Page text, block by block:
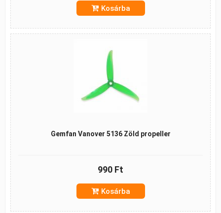
Kosárba
Gemfan Vanover 5136 Zöld propeller
990 Ft
Kosárba